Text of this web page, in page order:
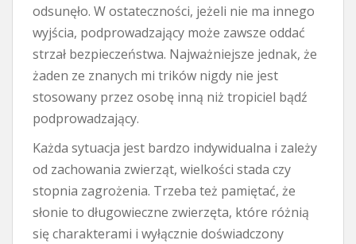
odsunęło. W ostateczności, jeżeli nie ma innego
wyjścia, podprowadzający może zawsze oddać
strzał bezpieczeństwa. Najważniejsze jednak, że
żaden ze znanych mi trików nigdy nie jest
stosowany przez osobę inną niż tropiciel bądź
podprowadzający.
Każda sytuacja jest bardzo indywidualna i zależy
od zachowania zwierząt, wielkości stada czy
stopnia zagrożenia. Trzeba też pamiętać, że
słonie to długowieczne zwierzęta, które różnią
się charakterami i wyłącznie doświadczony